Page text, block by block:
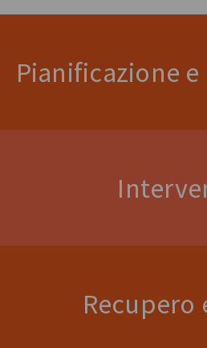
Pianificazione
Recupero